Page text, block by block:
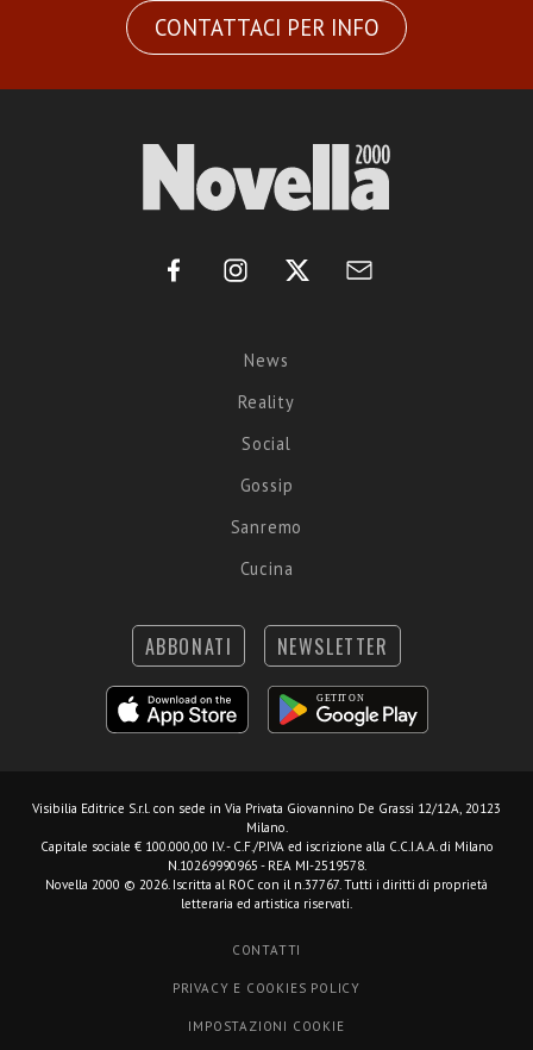
CONTATTACI PER INFO
News
Reality
Social
Gossip
Sanremo
Cucina
ABBONATI NEWSLETTER
Visibilia Editrice S.r.l. con sede in Via Privata Giovannino De Grassi 12/12A, 20123
Milano.
Capitale sociale € 100.000,00 I.V. - C.F./P.IVA ed iscrizione alla C.C.I.A.A. di Milano
N.10269990965 - REA MI-2519578.
Novella 2000 © 2026. Iscritta al ROC con il n.37767. Tutti i diritti di proprietà
letteraria ed artistica riservati.
CONTATTI
PRIVACY E COOKIES POLICY
IMPOSTAZIONI COOKIE